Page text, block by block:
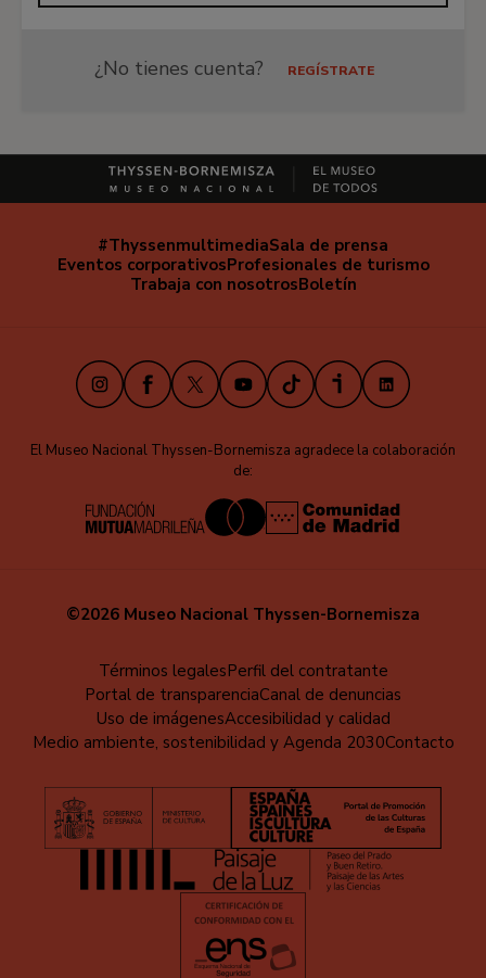
¿No tienes cuenta? REGÍSTRATE
Navegación
secundaria
#ThyssenmultimediaSala de prensa
Eventos corporativosProfesionales de turismo
Trabaja con nosotrosBoletín
InstagramFacebook
X YoutubeTikTokiVooxLinkedIn
El Museo Nacional Thyssen-Bornemisza agradece la colaboración
de:
©2026 Museo Nacional Thyssen-Bornemisza
pie
Términos legalesPerfil del contratante
Portal de transparenciaCanal de denuncias
Uso de imágenesAccesibilidad y calidad
Medio ambiente, sostenibilidad y Agenda 2030Contacto